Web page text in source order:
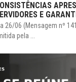
E
26/06 (Mensagem nº
pela ...